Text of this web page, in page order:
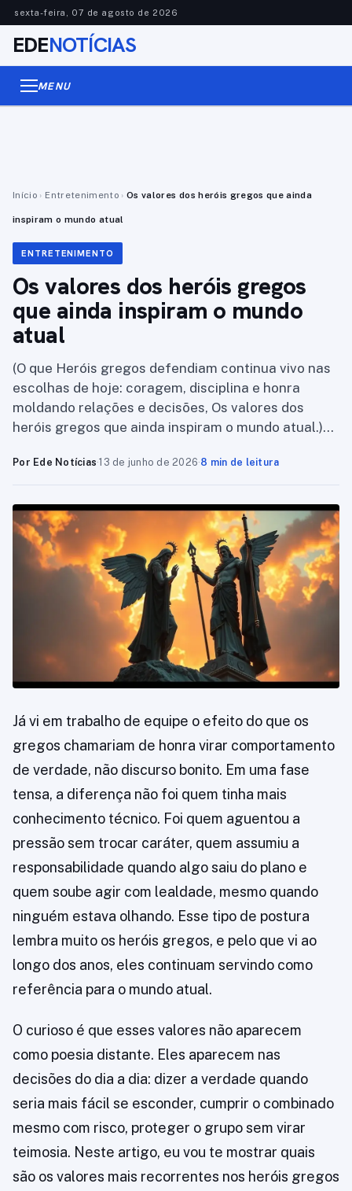
sexta-feira, 07 de agosto de 2026
EDENOTÍCIAS
MENU
Início › Entretenimento › Os valores dos heróis gregos que ainda
inspiram o mundo atual
ENTRETENIMENTO
Os valores dos heróis gregos
que ainda inspiram o mundo
atual
(O que Heróis gregos defendiam continua vivo nas
escolhas de hoje: coragem, disciplina e honra
moldando relações e decisões, Os valores dos
heróis gregos que ainda inspiram o mundo atual.)…
Por Ede Notícias·13 de junho de 2026·8 min de leitura
Já vi em trabalho de equipe o efeito do que os
gregos chamariam de honra virar comportamento
de verdade, não discurso bonito. Em uma fase
tensa, a diferença não foi quem tinha mais
conhecimento técnico. Foi quem aguentou a
pressão sem trocar caráter, quem assumiu a
responsabilidade quando algo saiu do plano e
quem soube agir com lealdade, mesmo quando
ninguém estava olhando. Esse tipo de postura
lembra muito os heróis gregos, e pelo que vi ao
longo dos anos, eles continuam servindo como
referência para o mundo atual.
O curioso é que esses valores não aparecem
como poesia distante. Eles aparecem nas
decisões do dia a dia: dizer a verdade quando
seria mais fácil se esconder, cumprir o combinado
mesmo com risco, proteger o grupo sem virar
teimosia. Neste artigo, eu vou te mostrar quais
são os valores mais recorrentes nos heróis gregos